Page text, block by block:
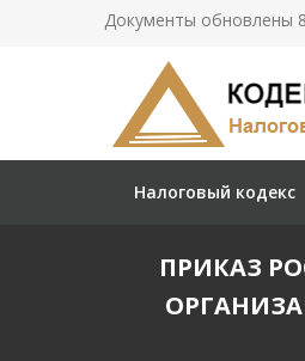
Документы обновлены 8
Налоговый кодекс
ПРИКАЗ